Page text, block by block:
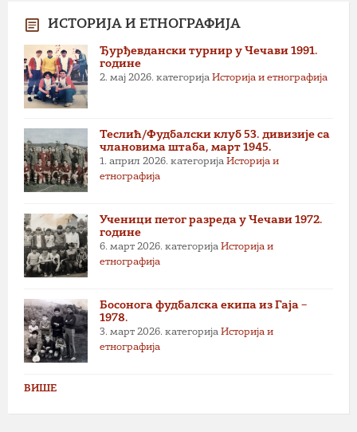
ИСТОРИЈА И ЕТНОГРАФИЈА
Ђурђевдански турнир у Чечави 1991.
године
2. мај 2026. категорија Историја и етнографија
Теслић/Фудбалски клуб 53. дивизије са
члановима штаба, март 1945.
1. април 2026. категорија Историја и
етнографија
Ученици петог разреда у Чечави 1972.
године
6. март 2026. категорија Историја и
етнографија
Босонога фудбалска екипа из Гаја –
1978.
3. март 2026. категорија Историја и
етнографија
ВИШЕ